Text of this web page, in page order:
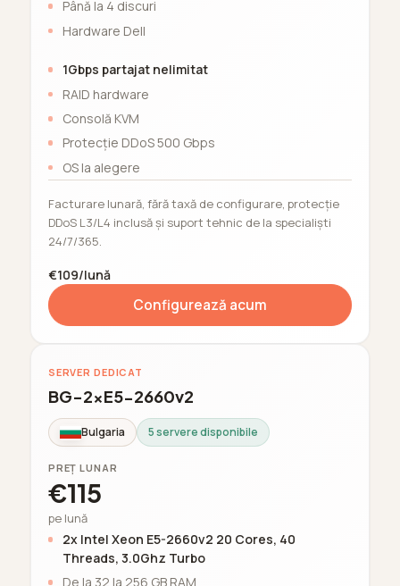
Până la 4 discuri
Hardware Dell
1Gbps partajat nelimitat
RAID hardware
Consolă KVM
Protecție DDoS 500 Gbps
OS la alegere
Facturare lunară, fără taxă de configurare, protecție
DDoS L3/L4 inclusă și suport tehnic de la specialiști
24/7/365.
€109/lună
Configurează acum
SERVER DEDICAT
BG-2xE5-2660v2
Bulgaria 5 servere disponibile
PREȚ LUNAR
€115
pe lună
2x Intel Xeon E5-2660v2 20 Cores, 40
Threads, 3.0Ghz Turbo
De la 32 la 256 GB RAM